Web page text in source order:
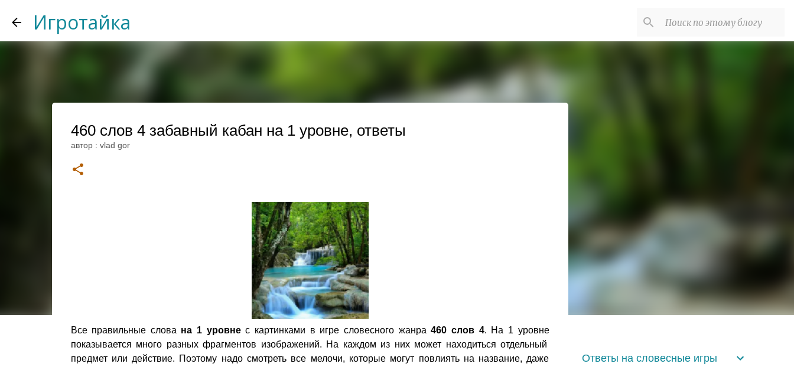
Игротайка
460 слов 4 забавный кабан на 1 уровне, ответы
автор : vlad gor
Все правильные слова на 1 уровнес картинками в игре словесного жанра460 слов 4. На 1 уровне
показывается много разных фрагментов изображений. На каждом из них может находиться отдельный
предмет или действие. Поэтому надо смотреть все мелочи, которые могут повлиять на название, даже
Ответы на словесные игры